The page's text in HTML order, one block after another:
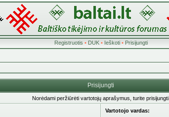
Registruotis • DUK• Ieškoti• Prisijungti
Prisijungti
Norėdami peržiūrėti vartotojų aprašymus, turite prisijungti.
Vartotojo vardas: